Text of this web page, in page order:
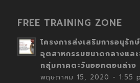
FREE TRAINING ZONE
โครงการส่งเสริมการอนุรัก
อุตสาหกรรมขนาดกลางแล
กลุ่มภาคตะวันออกตอนล่าง
พฤษภาคม 15, 2020 - 1:55